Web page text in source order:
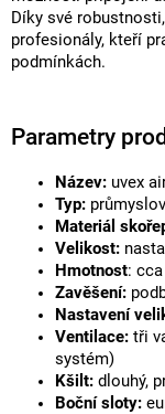
Díky své
profesionály, kteří
podmínkách.
Parametry
Název: uvex
Typ:
Materiál
Velikost:
Hmotnost:
Zavěšení:
Nastavení
Ventilace: tři
systém)
Kšilt: dlouhý,
Boční sloty: